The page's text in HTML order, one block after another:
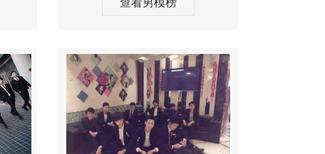
查看男模榜